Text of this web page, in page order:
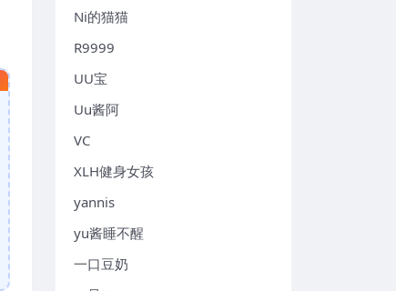
Ni的猫猫
R9999
UU宝
Uu酱阿
VC
XLH健身女孩
yannis
yu酱睡不醒
一口豆奶